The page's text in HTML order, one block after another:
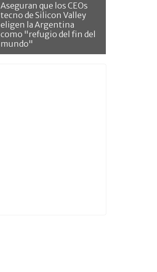
Aseguran que los CEOs
tecno de Silicon Valley
eligen la Argentina
como "refugio del fin del
mundo"